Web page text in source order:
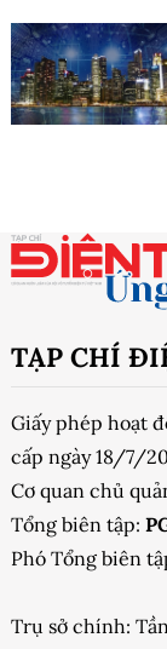
TẠP CHÍ
Giấy phép hoạt
cấp ngày 18/7/
Cơ quan chủ
Tổng biên tập:
Phó Tổng biên
Trụ sở chính: